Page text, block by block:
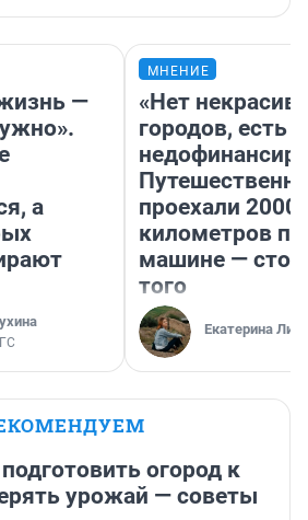
—
а
МНЕНИЕ
«Нет
городов, есть
проехали 2000
километров по
машине —
того
Екатерина
огород к
урожай — советы